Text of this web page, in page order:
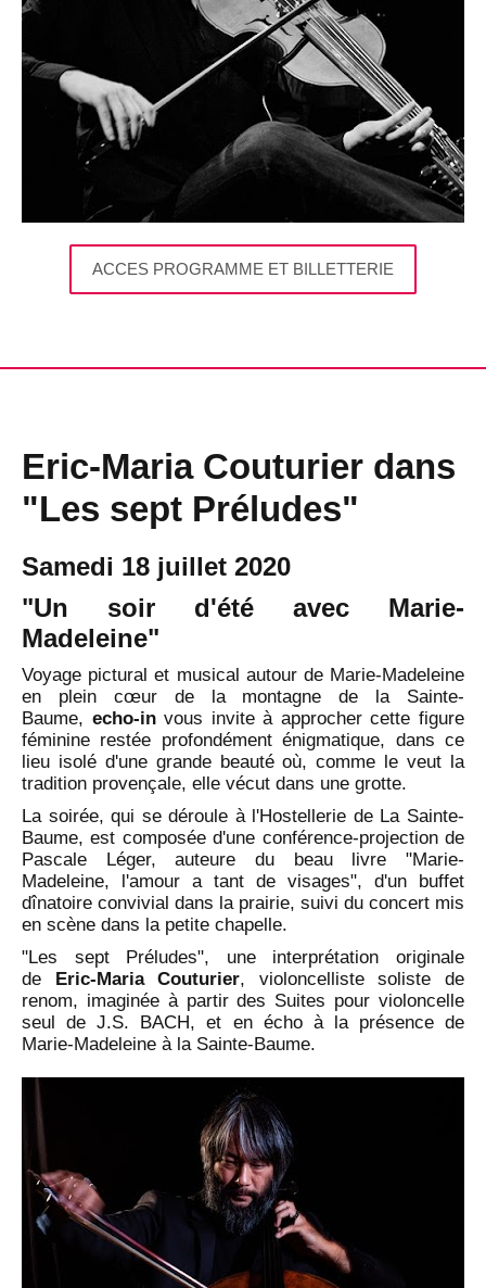
ACCES PROGRAMME ET BILLETTERIE
Eric-Maria Couturier dans
"Les sept Préludes"
Samedi 18 juillet 2020
"Un soir d'été avec Marie-
Madeleine"
Voyage pictural et musical autour de Marie-Madeleine
en plein cœur de la montagne de la Sainte-
Baume, echo-invous invite à approcher cette figure
féminine restée profondément énigmatique, dans ce
lieu isolé d'une grande beauté où, comme le veut la
tradition provençale, elle vécut dans une grotte.
La soirée, qui se déroule à l'Hostellerie de La Sainte-
Baume, est composée d'une conférence-projection de
Pascale Léger, auteure du beau livre "Marie-
Madeleine, l'amour a tant de visages", d'un buffet
dînatoire convivial dans la prairie, suivi du concert mis
en scène dans la petite chapelle.
"Les sept Préludes", une interprétation originale
de Eric-Maria Couturier, violoncelliste soliste de
renom, imaginée à partir des Suites pour violoncelle
seul de J.S. BACH, et en écho à la présence de
Marie-Madeleine à la Sainte-Baume.